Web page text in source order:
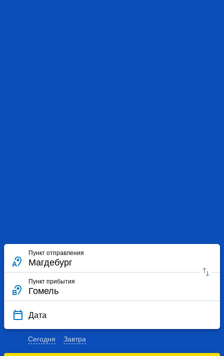
Пункт отправления
Пункт прибытия
Дата
Сегодня Завтра